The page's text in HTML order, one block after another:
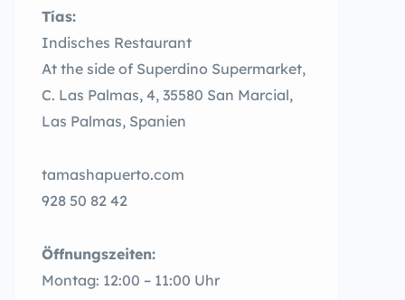
Tías:
Indisches Restaurant
At the side of Superdino Supermarket,
C. Las Palmas, 4, 35580 San Marcial,
Las Palmas, Spanien
tamashapuerto.com
928 50 82 42
Öffnungszeiten:
Montag: 12:00 – 11:00 Uhr